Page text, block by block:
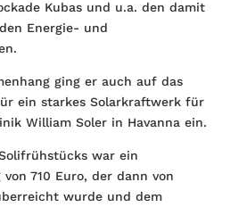
Kubas und u.a. den damit
Energie- und
ging er auch auf das
ein starkes Solarkraftwerk für
William Soler in Havanna ein.
war ein
710 Euro, der dann von
wurde und dem